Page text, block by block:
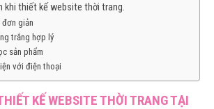
khi thiết kế website thời trang.
giản
trắng hợp lý
sản phẩm
với điện thoại
KẾ WEBSITE THỜI TRANG TẠI